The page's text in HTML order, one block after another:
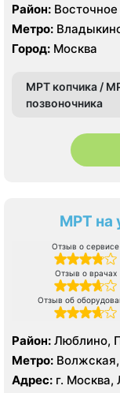
Район:
Лианозово,
Северное
Ярославский
Метро:
Окружная,
Селигерская,
Город: Москва
МРТ копчика /
позвоночника
МРТ на
Отзыв о сервисе
Отзыв о врачах
Отзыв об
Район: Люблино,
Метро:
Адрес: г.